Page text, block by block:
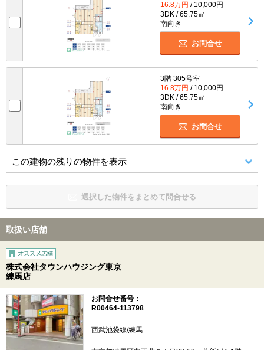
16.8万円 / 10,000円
3DK / 65.75㎡
南向き
お問合せ
3階 305号室
16.8万円 / 10,000円
3DK / 65.75㎡
南向き
お問合せ
この建物の残りの物件を表示
選択した物件をまとめて問合せる
取扱い店舗
株式会社タウンハウジング東京
練馬店
お問合せ番号：
R00464-113798
西武池袋線/練馬